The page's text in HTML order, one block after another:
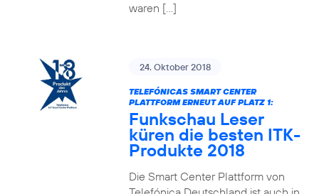
waren […]
24. Oktober 2018
TELEFÓNICAS SMART CENTER
PLATTFORM ERNEUT AUF PLATZ 1:
Funkschau Leser
küren die besten ITK-
Produkte 2018
Die Smart Center Plattform von